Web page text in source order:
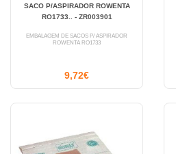
SACO P/ASPIRADOR ROWENTA
RO1733.. - ZR003901
EMBALAGEM DE SACOS P/ ASPIRADOR
ROWENTA RO1733
9,72€